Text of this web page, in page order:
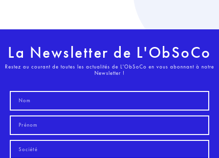
La Newsletter de L'ObSoCo
Restez au courant de toutes les actualités de L'ObSoCo en vous abonnant à notre
Newsletter !